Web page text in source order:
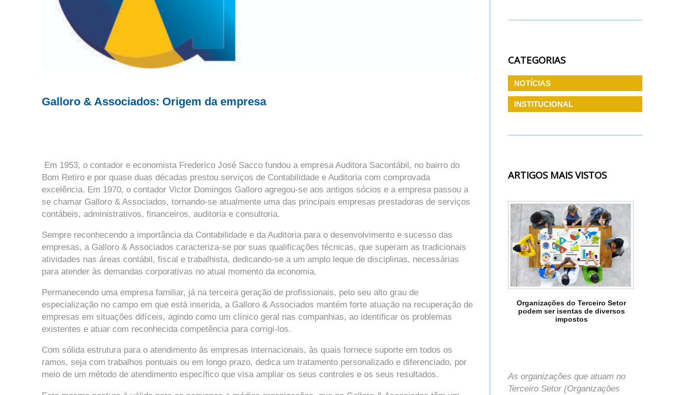
Galloro & Associados: Origem da empresa
Em 1953, o contador e economista Frederico José Sacco fundou a empresa Auditora Sacontábil, no bairro do
Bom Retiro e por quase duas décadas prestou serviços de Contabilidade e Auditoria com comprovada
excelência. Em 1970, o contador Victor Domingos Galloro agregou-se aos antigos sócios e a empresa passou a
se chamar Galloro & Associados, tornando-se atualmente uma das principais empresas prestadoras de serviços
contábeis, administrativos, financeiros, auditoria e consultoria.
Sempre reconhecendo a importância da Contabilidade e da Auditoria para o desenvolvimento e sucesso das
empresas, a Galloro & Associados caracteriza-se por suas qualificações técnicas, que superam as tradicionais
atividades nas áreas contábil, fiscal e trabalhista, dedicando-se a um amplo leque de disciplinas, necessárias
para atender às demandas corporativas no atual momento da economia.
Permanecendo uma empresa familiar, já na terceira geração de profissionais, pelo seu alto grau de
especialização no campo em que está inserida, a Galloro & Associados mantém forte atuação na recuperação de
empresas em situações difíceis, agindo como um clínico geral nas companhias, ao identificar os problemas
existentes e atuar com reconhecida competência para corrigi-los.
Com sólida estrutura para o atendimento às empresas internacionais, às quais fornece suporte em todos os
ramos, seja com trabalhos pontuais ou em longo prazo, dedica um tratamento personalizado e diferenciado, por
meio de um método de atendimento específico que visa ampliar os seus controles e os seus resultados.
CATEGORIAS
NOTÍCIAS
INSTITUCIONAL
ARTIGOS MAIS VISTOS
Organizações do Terceiro Setor
podem ser isentas de diversos
impostos
As organizações que atuam no
Terceiro Setor (Organizações